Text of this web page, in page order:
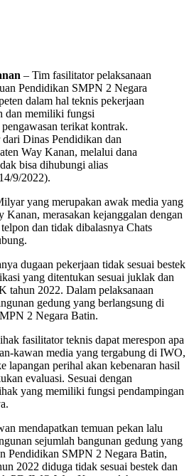
– Tim fasilitator pelaksanaan
Pendidikan SMPN 2 Negara
dalam hal teknis pekerjaan
dan memiliki fungsi
terikat kontrak.
Dinas Pendidikan dan
Way Kanan, melalui dana
bisa dihubungi alias
9/2022).
yang merupakan awak media yang
merasakan kejanggalan dengan
dan tidak dibalasnya Chats
dugaan pekerjaan tidak sesuai bestek
yang ditentukan sesuai juklak dan
tahun 2022. Dalam pelaksanaan
gedung yang berlangsung di
2 Negara Batin.
fasilitator teknis dapat merespon apa
kawan media yang tergabung di IWO,
lapangan perihal akan kebenaran hasil
evaluasi. Sesuai dengan
yang memiliki fungsi pendampingan
mendapatkan temuan pekan lalu
sejumlah bangunan gedung yang
Pendidikan SMPN 2 Negara Batin,
2022 diduga tidak sesuai bestek dan